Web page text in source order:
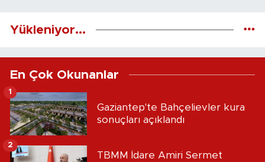
Yükleniyor...
En Çok Okunanlar
Gaziantep'te Bahçelievler kura
sonuçları açıklandı
1
TBMM İdare Amiri Sermet
2